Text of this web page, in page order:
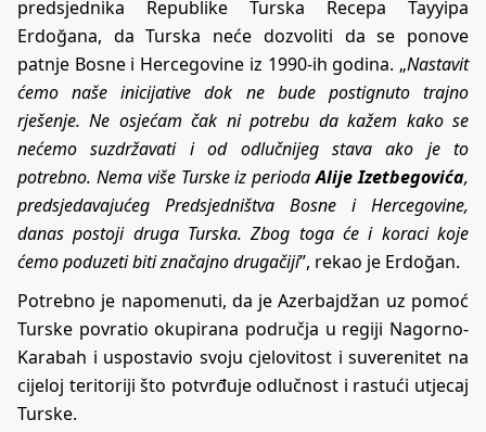
predsjednika Republike Turska Recepa Tayyipa
Erdoğana, da Turska neće dozvoliti da se ponove
patnje Bosne i Hercegovine iz 1990-ih godina. „Nastavit
ćemo naše inicijative dok ne bude postignuto trajno
rješenje. Ne osjećam čak ni potrebu da kažem kako se
nećemo suzdržavati i od odlučnijeg stava ako je to
potrebno. Nema više Turske iz periodaAlije Izetbegovića,
predsjedavajućeg Predsjedništva Bosne i Hercegovine,
danas postoji druga Turska. Zbog toga će i koraci koje
ćemo poduzeti biti značajno drugačiji”, rekao je Erdoğan.
Potrebno je napomenuti, da je Azerbajdžan uz pomoć
Turske povratio okupirana područja u regiji Nagorno-
Karabah i uspostavio svoju cjelovitost i suverenitet na
cijeloj teritoriji što potvrđuje odlučnost i rastući utjecaj
Turske.